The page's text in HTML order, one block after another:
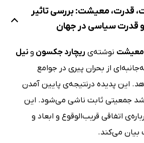
قدرت، معیشت: بررسی تاثیر
و قدرت سیاسی در جهان
معیشت نوشته‌ی ریچارد جکسون و نیل
از بحران پیری در جوامع
این پدیده درنتیجه‌ی پایین آمدن
جمعیتی ثابت ناشی می‌شود. این
اتفاقی قریب‌الوقوع و ابعاد و
بیان می‌کند.